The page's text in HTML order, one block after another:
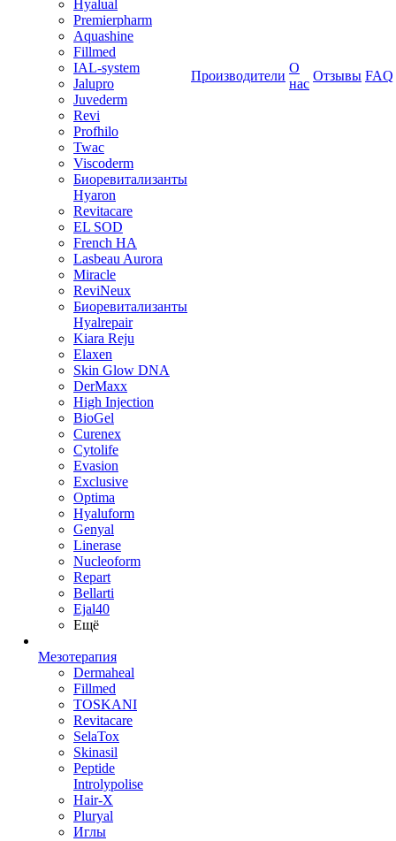
Hyalual
Premierpharm
Aquashine
Fillmed
IAL-system
Jalupro
Juvederm
Revi
Profhilo
Twac
Viscoderm
Биоревитализанты
Hyaron
Revitacare
EL SOD
French HA
Lasbeau Aurora
Miracle
ReviNeux
Биоревитализанты
Hyalrepair
Kiara Reju
Elaxen
Skin Glow DNA
DerMaxx
High Injection
BioGel
Curenex
Cytolife
Evasion
Exclusive
Optima
Hyaluform
Genyal
Linerase
Nucleoform
Repart
Bellarti
Ejal40
Ещё
Мезотерапия
Dermaheal
Fillmed
TOSKANI
Revitacare
SelaTox
Skinasil
Peptide
Introlypolise
Hair-X
Pluryal
Иглы
Производители
О
нас
Отзывы FAQ